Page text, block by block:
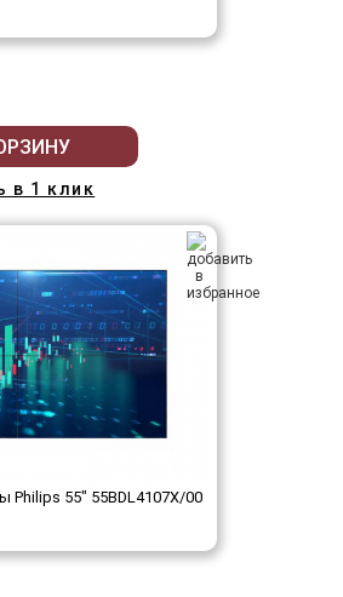
в 1 клик
Philips 55" 55BDL4107X/00